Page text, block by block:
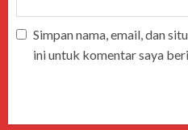
Simpan nama, email, dan
ini untuk komentar saya